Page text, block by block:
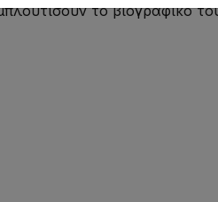
το βιογραφικό